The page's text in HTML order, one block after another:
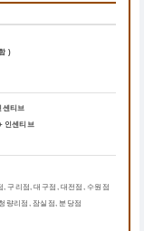
)
센티브
인센티브
구리점, 대구점, 대전점, 수원점
량리점, 잠실점, 분당점